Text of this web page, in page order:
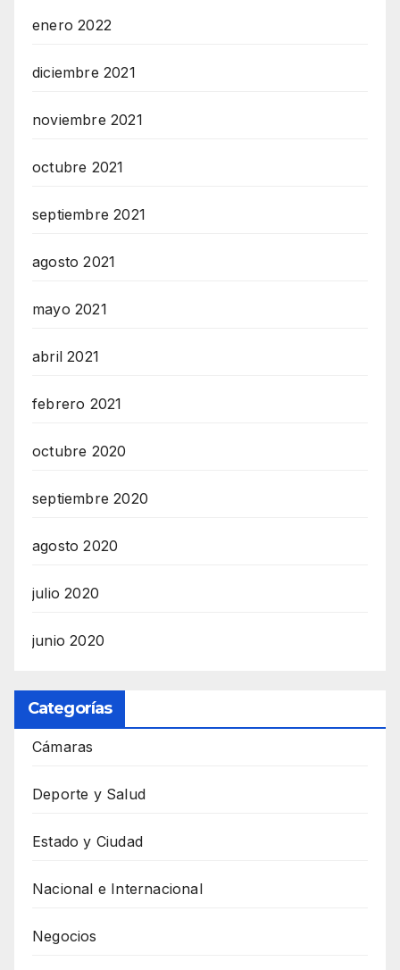
enero 2022
diciembre 2021
noviembre 2021
octubre 2021
septiembre 2021
agosto 2021
mayo 2021
abril 2021
febrero 2021
octubre 2020
septiembre 2020
agosto 2020
julio 2020
junio 2020
Categorías
Cámaras
Deporte y Salud
Estado y Ciudad
Nacional e Internacional
Negocios